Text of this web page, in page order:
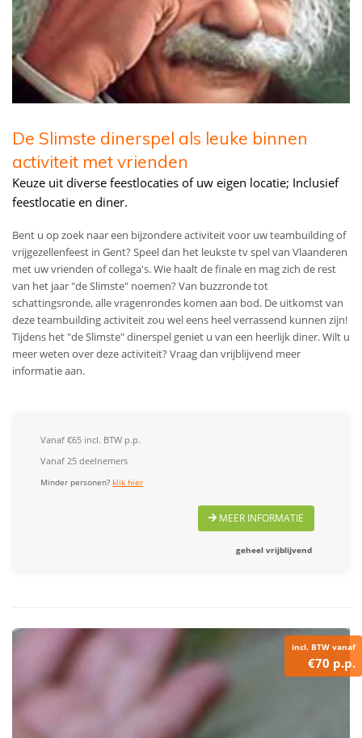
De Slimste dinerspel als leuke binnen
activiteit met vrienden
Keuze uit diverse feestlocaties of uw eigen locatie; Inclusief
feestlocatie en diner.
Bent u op zoek naar een bijzondere activiteit voor uw teambuilding of
vrijgezellenfeest in Gent? Speel dan het leukste tv spel van Vlaanderen
met uw vrienden of collega's. Wie haalt de finale en mag zich de rest
van het jaar "de Slimste" noemen? Van buzzronde tot
schattingsronde, alle vragenrondes komen aan bod. De uitkomst van
deze teambuilding activiteit zou wel eens heel verrassend kunnen zijn!
Tijdens het "de Slimste" dinerspel geniet u van een heerlijk diner.Wilt u
meer weten over deze activiteit? Vraag dan vrijblijvend meer
informatie aan.
Vanaf €65 incl. BTW p.p.
Vanaf 25 deelnemers
Minder personen?klik hier
MEER INFORMATIE
geheel vrijblijvend
incl. BTW vanaf
€70 p.p.